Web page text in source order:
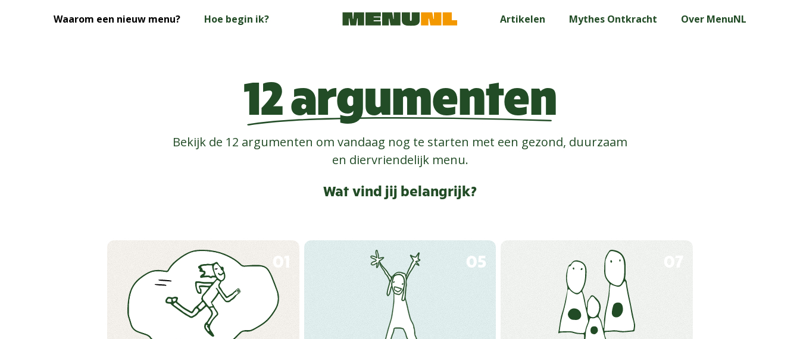
Waarom een nieuw menu? Hoe begin ik? Artikelen Mythes Ontkracht Over MenuNL
12 argumenten
Bekijk de 12 argumenten om vandaag nog te starten met een gezond, duurzaam
en diervriendelijk menu.
Wat vind jij belangrijk?
01 05 07